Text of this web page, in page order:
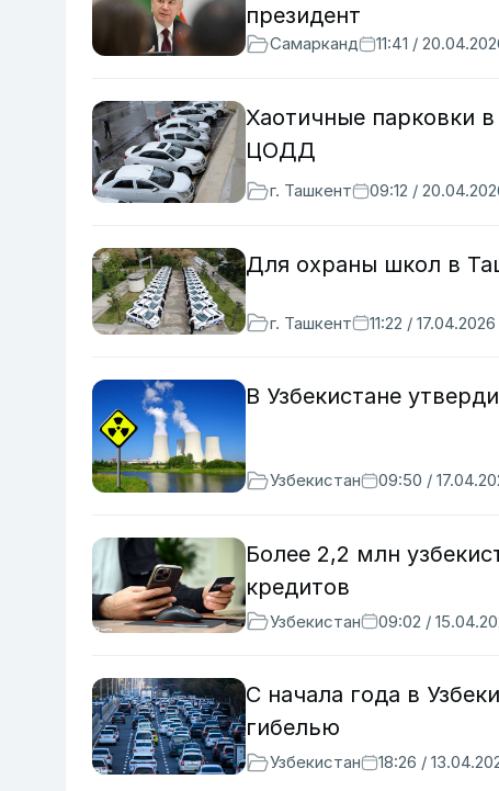
президент
Самарканд 11:41 /
Хаотичные парковки
ЦОДД
г. Ташкент 09:12 /
Для охраны школ в
г. Ташкент 11:22 / 17.04.2026
В Узбекистане
Узбекистан 09:50 /
Более 2,2 млн
кредитов
Узбекистан 09:02 /
С начала года в
гибелью
Узбекистан 18:26 /